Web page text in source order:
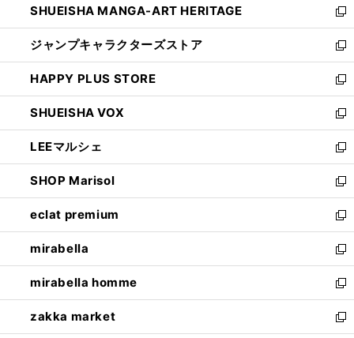
く
で
開
く
い
ウ
ィ
ン
ド
ウ
で
開
く
SHUEISHA MANGA-ART HERITAGE
新
し
い
ウ
ィ
ン
ド
ウ
で
開
く
ジャンプキャラクターズストア
新
し
い
ウ
ィ
ン
ド
ウ
で
開
く
HAPPY PLUS STORE
新
し
い
ウ
ィ
ン
ド
ウ
で
開
く
SHUEISHA VOX
新
し
い
ウ
ィ
ン
ド
ウ
で
開
く
LEEマルシェ
新
し
い
ウ
ィ
ン
ド
ウ
で
開
く
SHOP Marisol
新
し
い
ウ
ィ
ン
ド
ウ
で
開
eclat premium
新
し
い
ウ
ィ
ン
ド
ウ
mirabella
新
し
い
ウ
ィ
ン
mirabella homme
新
し
い
zakka market
新